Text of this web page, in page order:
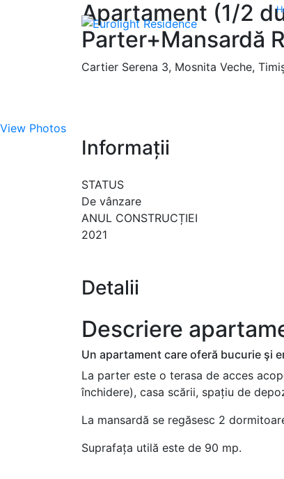
Apartament (1/2
Parter+Mansardă
Cartier Serena 3, Mosnita Veche,
View Photos
Informații
STATUS
De vânzare
ANUL CONSTRUCȚIEI
2021
Detalii
Descriere
Un apartament care oferă bucurie şi
La parter este o terasa de acces
închidere), casa scării, spațiu de
La mansardă se regăsesc 2
Suprafața utilă este de 90 mp.